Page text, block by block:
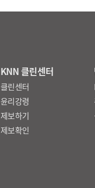
KNN 클린센터
클린센터
윤리강령
제보하기
제보확인